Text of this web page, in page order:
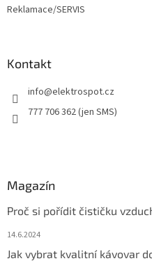
Reklamace/SERVIS
Kontakt
info@elektrospot.cz
777 706 362 (jen SMS)
Magazín
Proč si pořídit čističku
14.6.2024
Jak vybrat kvalitní kávovar